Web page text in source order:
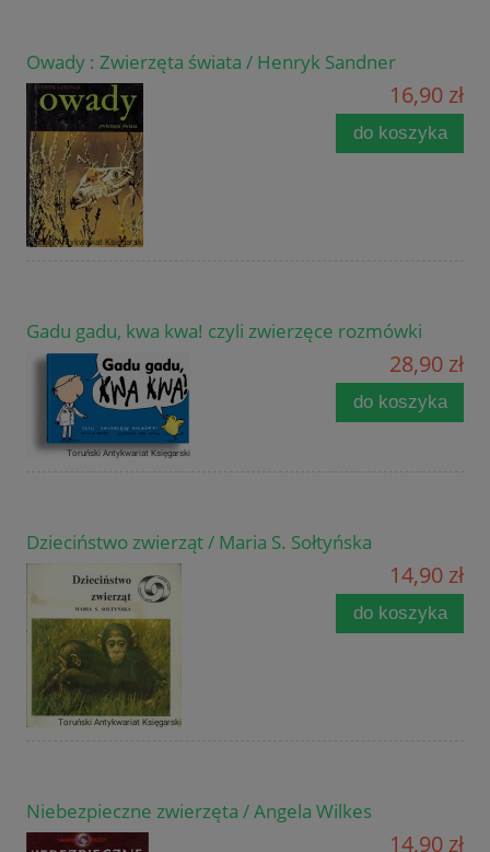
Owady : Zwierzęta świata / Henryk Sandner
16,90 zł
do koszyka
Gadu gadu, kwa kwa! czyli zwierzęce rozmówki
28,90 zł
do koszyka
Dzieciństwo zwierząt / Maria S. Sołtyńska
14,90 zł
do koszyka
Niebezpieczne zwierzęta / Angela Wilkes
14,90 zł